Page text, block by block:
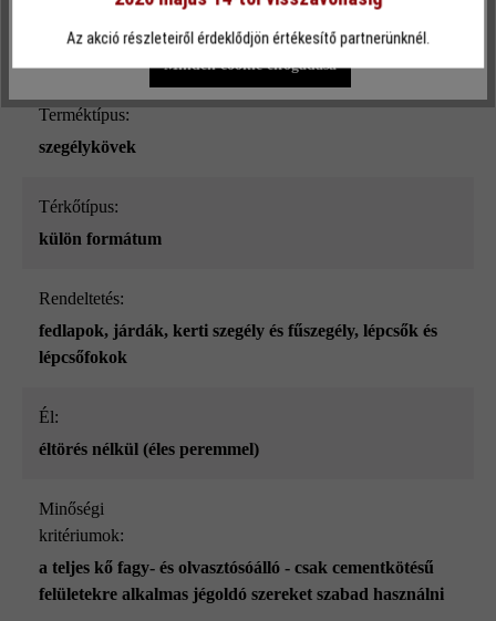
Terméktípus:
szegélykövek
Térkőtípus:
külön formátum
Rendeltetés:
fedlapok, járdák, kerti szegély és fűszegély, lépcsők és
lépcsőfokok
él:
éltörés nélkül (éles peremmel)
Minőségi
kritériumok:
a teljes kő fagy- és olvasztósóálló - csak cementkötésű
felületekre alkalmas jégoldó szereket szabad használni
Csak funkcionális cookie elfogadása
Minden cookie elfogadása
Az akció részleteiről érdeklődjön értékesítő partnerünknél.